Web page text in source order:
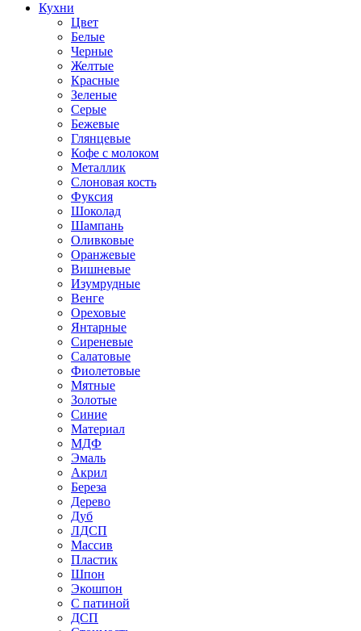
Кухни
Цвет
Белые
Черные
Желтые
Красные
Зеленые
Серые
Бежевые
Глянцевые
Кофе с молоком
Металлик
Слоновая кость
Фуксия
Шоколад
Шампань
Оливковые
Оранжевые
Вишневые
Изумрудные
Венге
Ореховые
Янтарные
Сиреневые
Салатовые
Фиолетовые
Мятные
Золотые
Синие
Материал
МДФ
Эмаль
Акрил
Береза
Дерево
Дуб
ЛДСП
Массив
Пластик
Шпон
Экошпон
С патиной
ДСП